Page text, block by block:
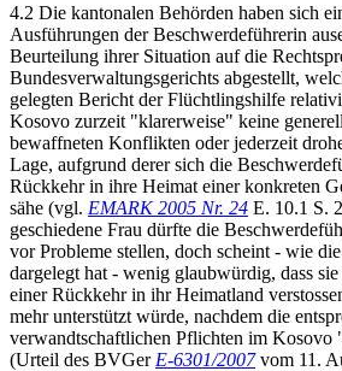
4.2 Die kantonalen Behörden haben sich
Ausführungen der Beschwerdeführerin
Beurteilung ihrer Situation auf die
Bundesverwaltungsgerichts abgestellt,
gelegten Bericht der Flüchtlingshilfe
Kosovo zurzeit "klarerweise" keine
bewaffneten Konflikten oder jederzeit
Lage, aufgrund derer sich die
Rückkehr in ihre Heimat einer konkreten
sähe (vgl. EMARK 2005 Nr. 24 E. 10.1 S.
geschiedene Frau dürfte die
vor Probleme stellen, doch scheint - wie
dargelegt hat - wenig glaubwürdig, dass
einer Rückkehr in ihr Heimatland
mehr unterstützt würde, nachdem die
verwandtschaftlichen Pflichten im Kosovo
(Urteil des BVGer E-6301/2007vom 11.